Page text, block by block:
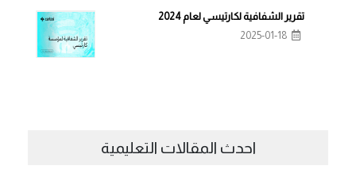
تقرير الشفافية لكارتيسي لعام 2024
2025-01-18
احدث المقالات التعليمية